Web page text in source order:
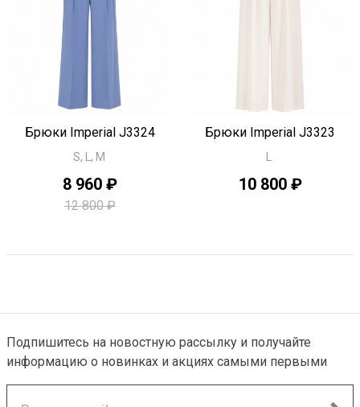
Быстрый просмотр
Брюки Imperial J3324
S, L, M
8 960 ₽
12 800 ₽
Быстрый просмотр
Брюки Imperial J3323
10 800 ₽
Подпишитесь на новостную рассылку и получайте
информацию о новинках и акциях самыми первыми